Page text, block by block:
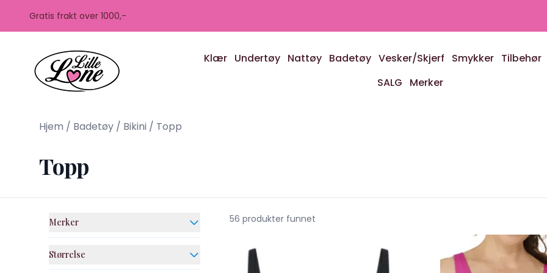
Gratis frakt over 1000,-
Klær Undertøy Nattøy Badetøy Vesker/Skjerf Smykker Tilbehør
SALG
Merker
Hjem / Badetøy / Bikini / Topp
Topp
Merker
Størrelse
56 produkter funnet